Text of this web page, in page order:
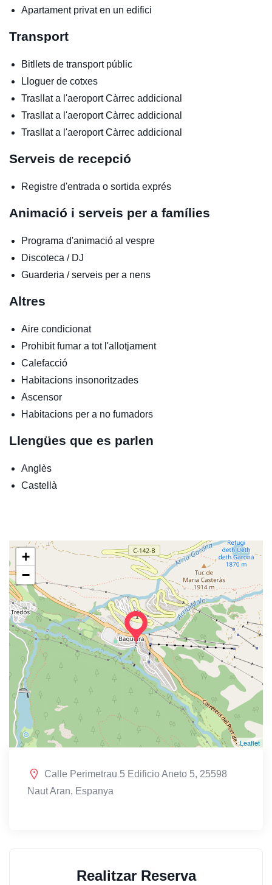
Apartament privat en un edifici
Transport
Bitllets de transport públic
Lloguer de cotxes
Trasllat a l'aeroportCàrrec addicional
Trasllat a l'aeroportCàrrec addicional
Trasllat a l'aeroportCàrrec addicional
Serveis de recepció
Registre d'entrada o sortida exprés
Animació i serveis per a famílies
Programa d'animació al vespre
Discoteca / DJ
Guarderia / serveis per a nens
Altres
Aire condicionat
Prohibit fumar a tot l'allotjament
Calefacció
Habitacions insonoritzades
Ascensor
Habitacions per a no fumadors
Llengües que es parlen
Anglès
Castellà
+
−
Leaflet
Calle Perimetrau 5 Edificio Aneto 5, 25598
Naut Aran, Espanya
Realitzar Reserva